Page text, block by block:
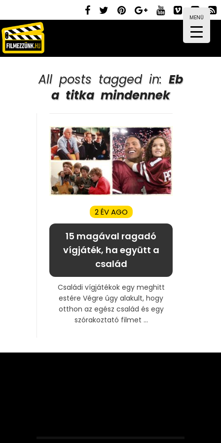
MENÜ
All posts tagged in: Eb
a titka mindennek
2 ÉV AGO
15 magával ragadó
vígjáték, ha együtt a
család
Családi vígjátékok egy meghitt
estére Végre úgy alakult, hogy
otthon az egész család és egy
szórakoztató filmet ...